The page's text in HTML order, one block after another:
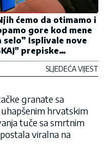
ćemo da otimamo i
gore kod mene
selo” Isplivale nove
prepiske
SLJEDEĆA VIJEST
granate sa
hrvatskim
tuče sa smrtnim
viralna na